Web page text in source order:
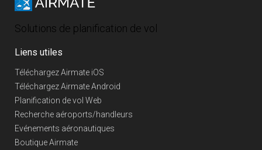
Solutions de planification de vol
Liens utiles
Téléchargez Airmate iOS
Téléchargez Airmate Android
Planification de vol Web
Recherche aéroports/handleurs
Evénements aéronautiques
Boutique Airmate